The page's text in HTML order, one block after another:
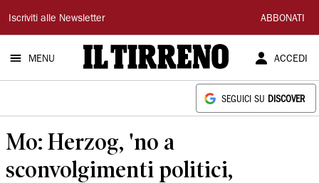
Il
Tirreno
Iscriviti alle Newsletter ABBONATI
MENU ACCEDI
SEGUICI SU DISCOVER
Mo: Herzog, 'no a
sconvolgimenti politici,